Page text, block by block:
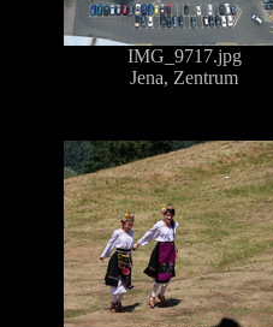
IMG_9717.jpg
Jena, Zentrum